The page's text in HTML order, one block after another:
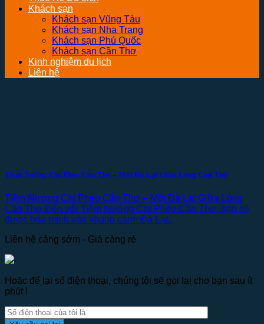
Khách sạn
Khách sạn Vũng Tàu
Khách sạn Nha Trang
Khách sạn Phú Quốc
Khách sạn Cần Thơ
Kinh nghiệm du lịch
Liên hệ
Tiệm Nướng Chí Phèo Cần Thơ – Một Đà Lạt Giữa Lòng Cần Thơ
Tiệm Nướng Chí Phèo Cần Thơ – Một Đà Lạt Giữa Lòng
Cần Thơ Đến với Tiệm Nướng Chí Phèo Cần Thơ, bạn sẽ
được hòa mình vào khung cảnh Đà Lạt...
Liên hệ càng sớm - Giá càng rẻ
Hoặc để lại số điện thoại, chúng tôi sẽ gọi lại cho bạn sau ít
phút !